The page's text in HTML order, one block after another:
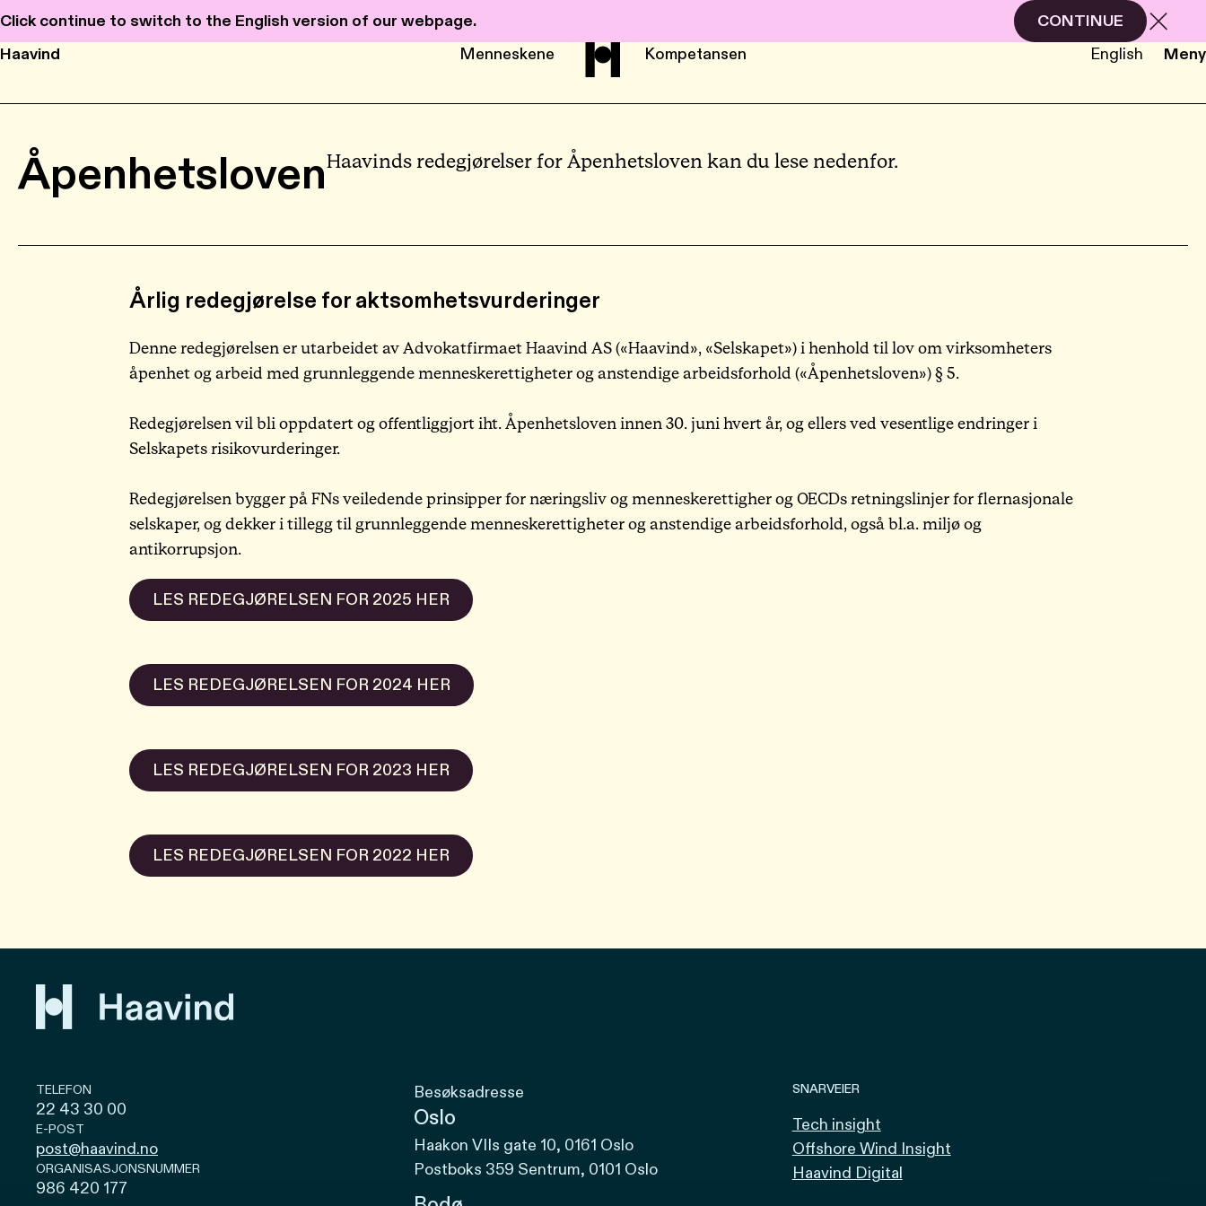
Click continue to switch to the English version of our webpage.
CONTINUE
Haavind
Menneskene Kompetansen English Meny
Om Haavind
Menneskene
Kompetanse
Nyheter
Karriere
Arrangementer
ÅpenhetslovenHaavinds redegjørelser for Åpenhetsloven kan du lese nedenfor.
Årlig redegjørelse for aktsomhetsvurderinger
Denne redegjørelsen er utarbeidet av Advokatfirmaet Haavind AS («Haavind», «Selskapet») i henhold til lov om virksomheters
åpenhet og arbeid med grunnleggende menneskerettigheter og anstendige arbeidsforhold («Åpenhetsloven») § 5.
Redegjørelsen vil bli oppdatert og offentliggjort iht. Åpenhetsloven innen 30. juni hvert år, og ellers ved vesentlige endringer i
Selskapets risikovurderinger.
Redegjørelsen bygger på FNs veiledende prinsipper for næringsliv og menneskerettigher og OECDs retningslinjer for flernasjonale
selskaper, og dekker i tillegg til grunnleggende menneskerettigheter og anstendige arbeidsforhold, også bl.a. miljø og
antikorrupsjon.
LES REDEGJØRELSEN FOR 2025 HER
LES REDEGJØRELSEN FOR 2024 HER
LES REDEGJØRELSEN FOR 2023 HER
LES REDEGJØRELSEN FOR 2022 HER
TELEFON
22 43 30 00
E-POST
post@haavind.no
ORGANISASJONSNUMMER
986 420 177
Besøksadresse
Oslo
Haakon VIIs gate 10, 0161 Oslo
Postboks 359 Sentrum, 0101 Oslo
SNARVEIER
Tech insight
Offshore Wind Insight
Haavind Digital